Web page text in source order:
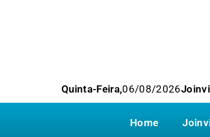
Quinta-Feira,06/08/2026
Home